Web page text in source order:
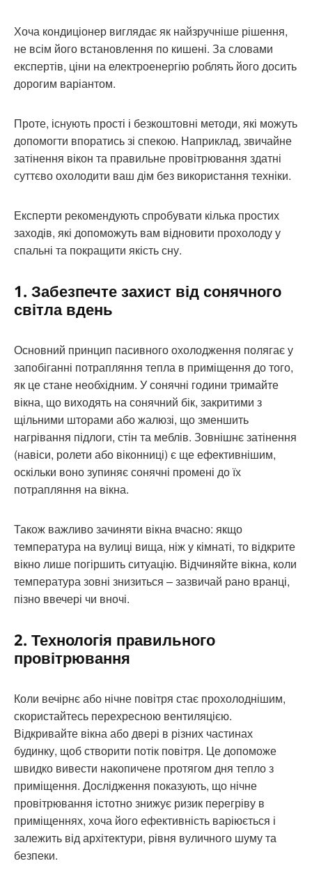
Хоча кондиціонер виглядає як найзручніше рішення,
не всім його встановлення по кишені. За словами
експертів, ціни на електроенергію роблять його досить
дорогим варіантом.
Проте, існують прості і безкоштовні методи, які можуть
допомогти впоратись зі спекою. Наприклад, звичайне
затінення вікон та правильне провітрювання здатні
суттєво охолодити ваш дім без використання техніки.
Експерти рекомендують спробувати кілька простих
заходів, які допоможуть вам відновити прохолоду у
спальні та покращити якість сну.
1. Забезпечте захист від сонячного
світла вдень
Основний принцип пасивного охолодження полягає у
запобіганні потрапляння тепла в приміщення до того,
як це стане необхідним. У сонячні години тримайте
вікна, що виходять на сонячний бік, закритими з
щільними шторами або жалюзі, що зменшить
нагрівання підлоги, стін та меблів. Зовнішнє затінення
(навіси, ролети або віконниці) є ще ефективнішим,
оскільки воно зупиняє сонячні промені до їх
потрапляння на вікна.
Також важливо зачиняти вікна вчасно: якщо
температура на вулиці вища, ніж у кімнаті, то відкрите
вікно лише погіршить ситуацію. Відчиняйте вікна, коли
температура зовні знизиться – зазвичай рано вранці,
пізно ввечері чи вночі.
2. Технологія правильного
провітрювання
Коли вечірнє або нічне повітря стає прохолоднішим,
скористайтесь перехресною вентиляцією.
Відкривайте вікна або двері в різних частинах
будинку, щоб створити потік повітря. Це допоможе
швидко вивести накопичене протягом дня тепло з
приміщення. Дослідження показують, що нічне
провітрювання істотно знижує ризик перегріву в
приміщеннях, хоча його ефективність варіюється і
залежить від архітектури, рівня вуличного шуму та
безпеки.